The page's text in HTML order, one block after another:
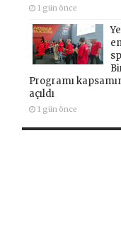
1 gün önce
Programı
açıldı
1 gün önce